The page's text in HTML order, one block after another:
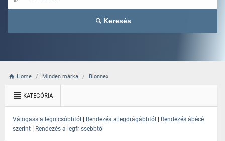
Keresés
Home Minden márka Bionnex
KATEGÓRIA
Válogass a legolcsóbbtól | Rendezés a legdrágábbtól | Rendezés ábécé
szerint | Rendezés a legfrissebbtől